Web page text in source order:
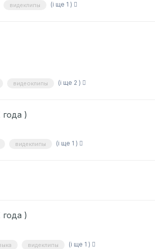
видеклипы (і ще 1 )
видеоклипы (і ще 2 )
)
видеклипы (і ще 1 )
)
видеклипы (і ще 1 )